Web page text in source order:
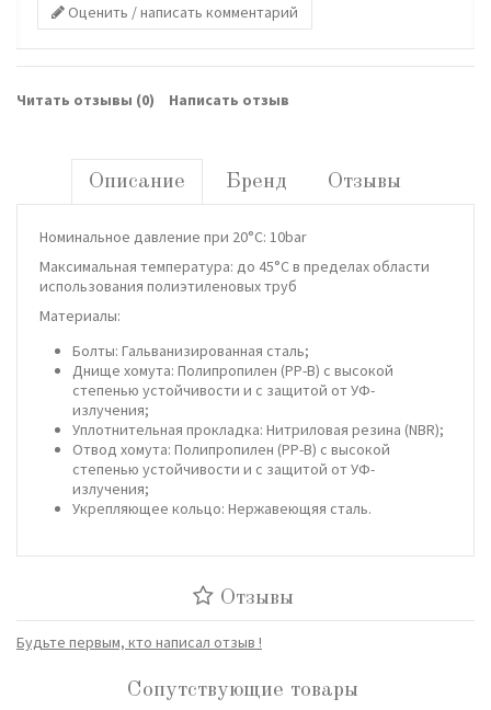
Оценить / написать комментарий
Читать отзывы (0) Написать отзыв
Описание Бренд Отзывы
Номинальное давление при 20°C: 10bar
Максимальная температура: до 45°C в пределах области
использования полиэтиленовых труб
Материалы:
Болты: Гальванизированная сталь;
Днище хомута: Полипропилен (PP-B) с высокой
степенью устойчивости и с защитой от УФ-
излучения;
Уплотнительная прокладка: Нитриловая резина (NBR);
Отвод хомута: Полипропилен (PP-B) с высокой
степенью устойчивости и с защитой от УФ-
излучения;
Укрепляющее кольцо: Нержавеющяя сталь.
Отзывы
Будьте первым, кто написал отзыв !
Сопутствующие товары